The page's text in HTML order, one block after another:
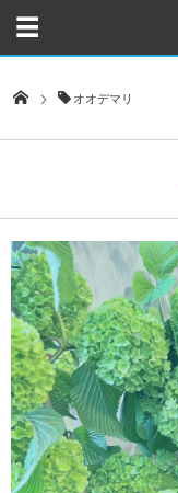
オオデマリ